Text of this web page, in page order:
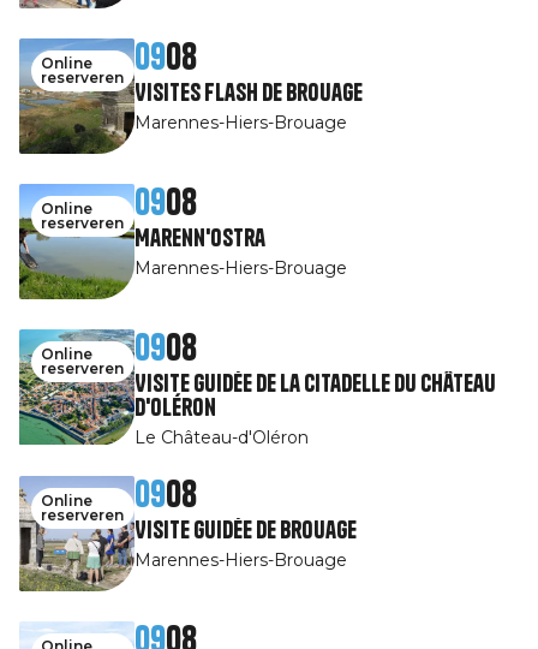
Online
reserveren
0908
Visites Flash de Brouage
Marennes-Hiers-Brouage
Online
reserveren
0908
Marenn'Ostra
Marennes-Hiers-Brouage
Online
reserveren
0908
Visite guidée de la Citadelle du Château
d'Oléron
Le Château-d'Oléron
Online
reserveren
0908
Visite guidée de Brouage
Marennes-Hiers-Brouage
0908